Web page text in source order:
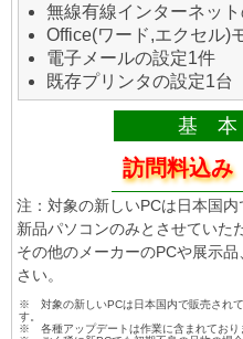
無線有線インターネッ
Office(ワード,エクセル)
電子メールの設定1件
既存プリンタの設定1台
基
訪問料込
注：対象の新しいPCは日本国
新品パソコンのみとさせていた
その他のメーカーのPCや展示
さい。
※ 対象の新しいPCは日本国内で販売され
す。
※ 各種アップデートは作業に含まれており